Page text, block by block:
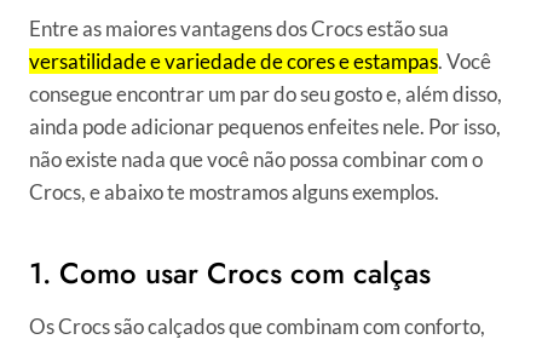
Entre as maiores vantagens dos Crocs estão sua
versatilidade e variedade de cores e estampas. Você
consegue encontrar um par do seu gosto e, além disso,
ainda pode adicionar pequenos enfeites nele. Por isso,
não existe nada que você não possa combinar com o
Crocs, e abaixo te mostramos alguns exemplos.
1. Como usar Crocs com calças
Os Crocs são calçados que combinam com conforto,